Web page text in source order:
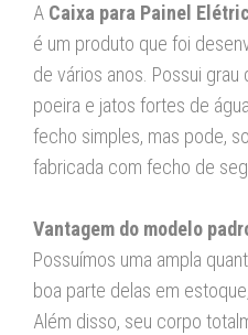
A Caixa para Painel
é um produto que foi
de vários anos. Possui
poeira e jatos fortes de
fecho simples, mas pode,
fabricada com fecho de
Vantagem do modelo
Possuímos uma ampla
boa parte delas em
Além disso, seu corpo